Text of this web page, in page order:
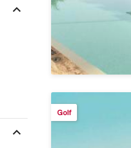
expand_more
expand_more
Golf